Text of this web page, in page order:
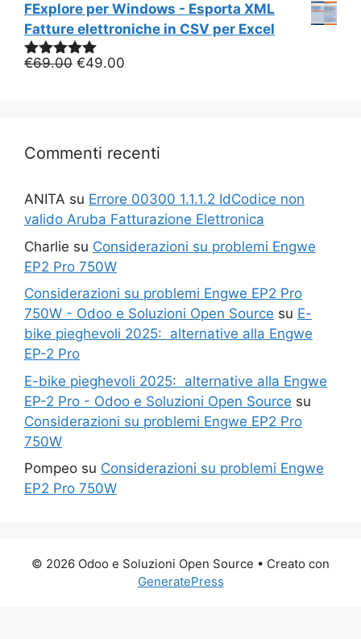
FExplore per Windows - Esporta XML
Fatture elettroniche in CSV per Excel
Valutato
€69.00 Il
€69.00.
€49.00
€49.00.
Commenti recenti
ANITA su Errore 00300 1.1.1.2 IdCodice non
valido Aruba Fatturazione Elettronica
Charlie su Considerazioni su problemi Engwe
EP2 Pro 750W
Considerazioni su problemi Engwe EP2 Pro
750W - Odoo e Soluzioni Open Source su E-
bike pieghevoli 2025: alternative alla Engwe
EP-2 Pro
E-bike pieghevoli 2025: alternative alla Engwe
EP-2 Pro - Odoo e Soluzioni Open Source su
Considerazioni su problemi Engwe EP2 Pro
750W
Pompeo su Considerazioni su problemi Engwe
EP2 Pro 750W
© 2026 Odoo e Soluzioni Open Source • Creato con
GeneratePress